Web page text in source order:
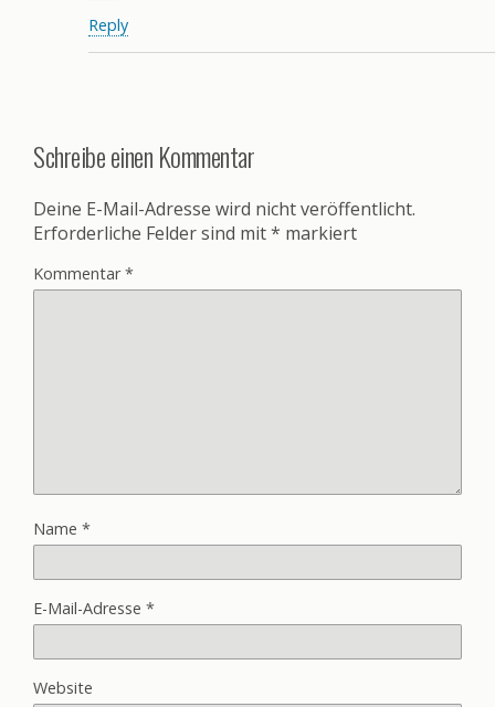
Reply
Schreibe einen Kommentar
Deine E-Mail-Adresse wird nicht veröffentlicht.
Erforderliche Felder sind mit* markiert
Kommentar*
Name *
E-Mail-Adresse *
Website